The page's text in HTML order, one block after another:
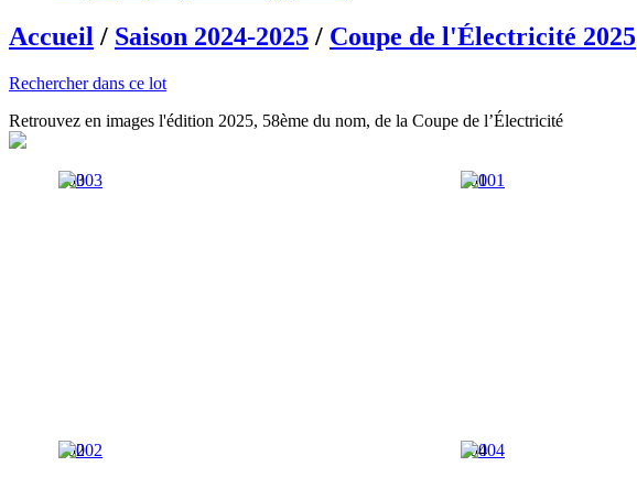
Accueil / Saison 2024-2025 / Coupe de l'Électricité 2025
Rechercher dans ce lot
Retrouvez en images l'édition 2025, 58ème du nom, de la Coupe de l’Électricité
003 001
002 004